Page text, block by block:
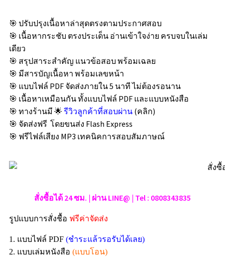
🎯 ปรับปรุงเนื้อหาล่าสุดตรงตามประกาศสอบ
🎯 เนื้อหากระชับ ตรงประเด็น อ่านเข้าใจง่าย ครบจบในเล่ม
เดียว
🎯 สรุปสาระสำคัญ แนวข้อสอบ พร้อมเฉลย
🎯 มีสารบัญเนื้อหา พร้อมเลขหน้า
🎯 แบบไฟล์ PDF จัดส่งภายใน 5 นาที ไม่ต้องรอนาน
🎯 เนื้อหาเหมือนกัน ทั้งแบบไฟล์ PDF และแบบหนังสือ
🎯 ทางร้านมี 🌟 รีวิวลูกค้าที่สอบผ่าน (คลิก)
🎯 จัดส่งฟรี โดยขนส่ง Flash Express
🎯 ฟรีไฟล์เสียง MP3 เทคนิคการสอบสัมภาษณ์
สั่งซื้อได้ 24 ซม. | ผ่าน LINE@ | Tel : 0808343835
รูปแบบการสั่งชื้อ ฟรีค่าจัดส่ง
1. แบบไฟล์ PDF (ชำระแล้วรอรับได้เลย)
2. แบบเล่มหนังสือ (แบบโอน)